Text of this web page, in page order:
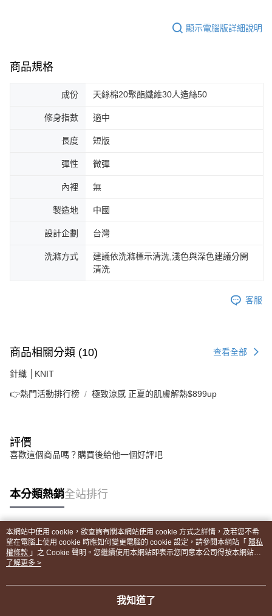
顯示電腦版詳細說明
商品規格
成份 天絲棉20聚酯纖維30人造絲50
修身指數 適中
長度 短版
彈性 微彈
內裡 無
製造地 中國
設計企劃 台灣
洗滌方式
建議依洗滌標示清洗,淺色與深色建議分開
清洗
客服
商品相關分類 (10) 查看全部
針織 │KNIT
👉熱門活動排行榜 極致涼感 正夏的肌膚解熱$899up
評價
喜歡這個商品嗎？購買後給他一個好評吧
本分類熱銷全站排行
熱門標籤
本網站中使用 cookie，欲查詢有關本網站使用 cookie 方式之詳情，及若您不希
望在電腦上使用 cookie 時應如何變更電腦的 cookie 設定，請參閱本網站「 隱私
權條款 」之 Cookie 聲明。您繼續使用本網站即表示您同意本公司得按本網站使
用條款之 Cookie 聲明使用 cookie。
了解更多 >
我知道了